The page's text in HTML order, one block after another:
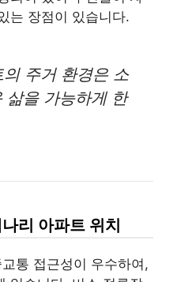
는 장점이 있습니다.
주거 환경은 소
삶을 가능하게 한
리 아파트 위치
통 접근성이 우수하여,